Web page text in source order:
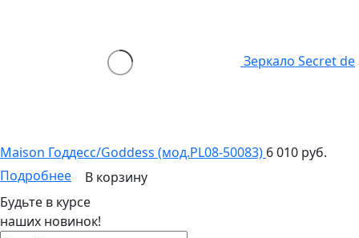
Зеркало Secret de
Maison Годдесс/Goddess (мод.PL08-50083) 6 010 руб.
Подробнее
В корзину
Будьте в курсе
наших новинок!